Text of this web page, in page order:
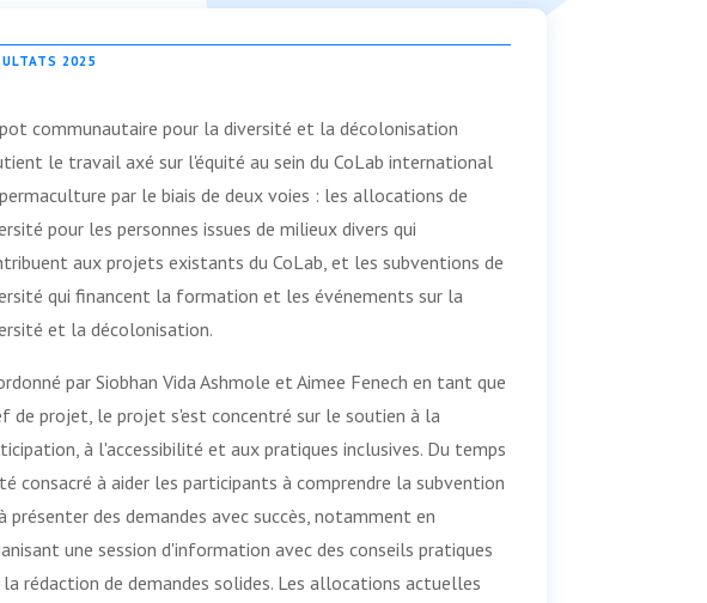
2025
communautaire pour la diversité et la décolonisation
le travail axé sur l'équité au sein du CoLab international
par le biais de deux voies : les allocations de
pour les personnes issues de milieux divers qui
aux projets existants du CoLab, et les subventions de
qui financent la formation et les événements sur la
et la décolonisation.
par Siobhan Vida Ashmole et Aimee Fenech en tant que
de projet, le projet s'est concentré sur le soutien à la
à l'accessibilité et aux pratiques inclusives. Du temps
consacré à aider les participants à comprendre la subvention
présenter des demandes avec succès, notamment en
une session d'information avec des conseils pratiques
la rédaction de demandes solides. Les allocations actuelles